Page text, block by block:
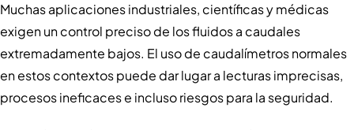
Muchas aplicaciones industriales, científicas y médicas
exigen un control preciso de los fluidos a caudales
extremadamente bajos. El uso de caudalímetros normales
en estos contextos puede dar lugar a lecturas imprecisas,
procesos ineficaces e incluso riesgos para la seguridad.